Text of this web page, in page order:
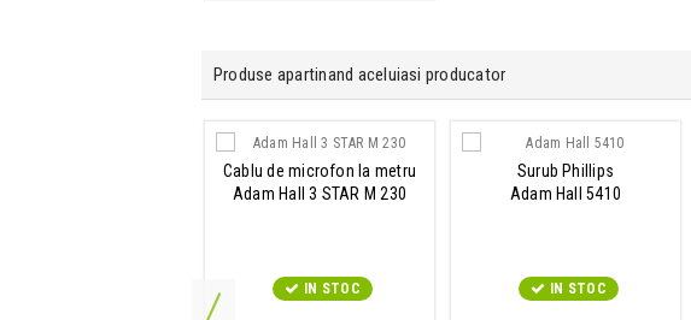
Produse apartinand aceluiasi producator
Cablu de microfon la metru
Adam Hall 3 STAR M 230
IN STOC
Surub Phillips
Adam Hall 5410
IN STOC